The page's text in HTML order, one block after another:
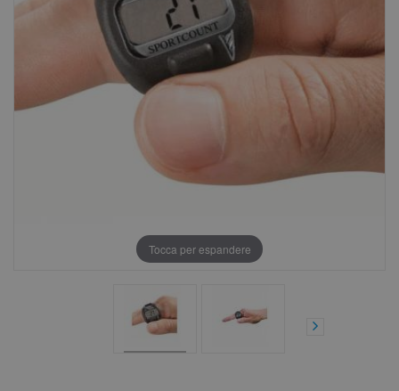
Tocca per espandere